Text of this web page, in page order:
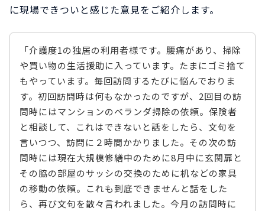
に現場できついと感じた意見をご紹介します。
「介護度1の独居の利用者様です。腰痛があり、掃除
や買い物の生活援助に入っています。たまにゴミ捨て
もやっています。毎回訪問するたびに悩んでおりま
す。初回訪問時は何もなかったのですが、2回目の訪
問時にはマンションのベランダ掃除の依頼。保険者
と相談して、これはできないと話をしたら、文句を
言いつつ、訪問に２時間かかりました。その次の訪
問時には現在大規模修繕中のために8月中に玄関扉と
その脇の部屋のサッシの交換のために机などの家具
の移動の依頼。これも到底できませんと話をした
ら、再び文句を散々言われました。今月の訪問時に